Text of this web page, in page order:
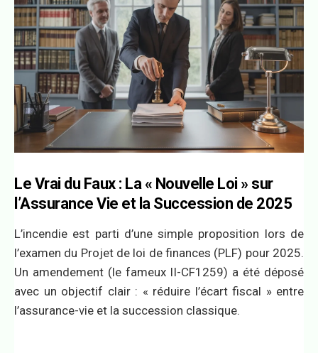
Le Vrai du Faux : La « Nouvelle Loi » sur
l’Assurance Vie et la Succession de 2025
L’incendie est parti d’une simple proposition lors de
l’examen du Projet de loi de finances (PLF) pour 2025.
Un amendement (le fameux II-CF1259) a été déposé
avec un objectif clair : « réduire l’écart fiscal » entre
l’assurance-vie et la succession classique.